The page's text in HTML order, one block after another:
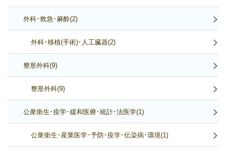
外科･救急･麻酔(2)
外科･移植(手術)･人工臓器(2)
整形外科(9)
整形外科(9)
公衆衛生･疫学･緩和医療･統計･法医学(1)
公衆衛生･産業医学･予防･疫学･伝染病･環境(1)